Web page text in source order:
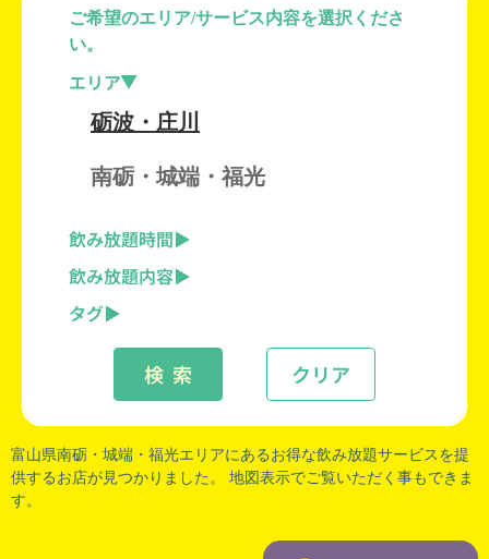
ご希望のエリア/サービス内容を選択くださ
い。
エリア
砺波・庄川
南砺・城端・福光
飲み放題時間
飲み放題内容
タグ
クリア
検 索
富山県南砺 ・ 城端 ・ 福光エリアにあるお得な飲み放題サービスを提
供するお店が見つかりました。 地図表示でご覧いただく事もできま
す。